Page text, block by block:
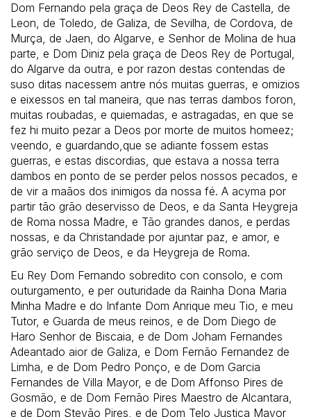
Dom Fernando pela graça de Deos Rey de Castella, de
Leon, de Toledo, de Galiza, de Sevilha, de Cordova, de
Murça, de Jaen, do Algarve, e Senhor de Molina de hua
parte, e Dom Diniz pela graça de Deos Rey de Portugal,
do Algarve da outra, e por razon destas contendas de
suso ditas nacessem antre nós muitas guerras, e omizios
e eixessos en tal maneira, que nas terras dambos foron,
muitas roubadas, e quiemadas, e astragadas, en que se
fez hi muito pezar a Deos por morte de muitos homeez;
veendo, e guardando,que se adiante fossem estas
guerras, e estas discordias, que estava a nossa terra
dambos en ponto de se perder pelos nossos pecados, e
de vir a maãos dos inimigos da nossa fé. A acyma por
partir tão grão deservisso de Deos, e da Santa Heygreja
de Roma nossa Madre, e Tão grandes danos, e perdas
nossas, e da Christandade por ajuntar paz, e amor, e
grão serviço de Deos, e da Heygreja de Roma.
Eu Rey Dom Fernando sobredito con consolo, e com
outurgamento, e per outuridade da Rainha Dona Maria
Minha Madre e do Infante Dom Anrique meu Tio, e meu
Tutor, e Guarda de meus reinos, e de Dom Diego de
Haro Senhor de Biscaia, e de Dom Joham Fernandes
Adeantado aior de Galiza, e Dom Fernão Fernandez de
Limha, e de Dom Pedro Ponço, e de Dom Garcia
Fernandes de Villa Mayor, e de Dom Affonso Pires de
Gosmão, e de Dom Fernão Pires Maestro de Alcantara,
e de Dom Stevão Pires, e de Dom Telo Justiça Mayor